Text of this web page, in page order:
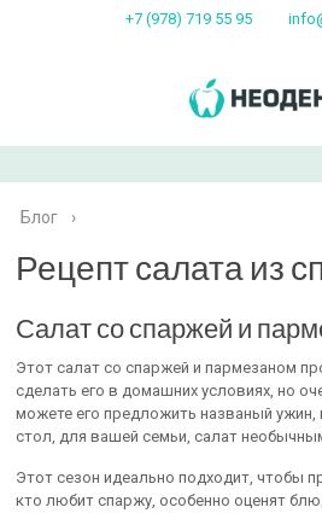
+7 (978) 719 55 95
Блог ›
Рецепт салата из
Салат со спаржей и
Этот салат со спаржей и пармезаном
сделать его в домашних условиях, но
можете его предложить названый ужин,
стол, для вашей семьи, салат
Этот сезон идеально подходит, чтобы
кто любит спаржу, особенно оценят